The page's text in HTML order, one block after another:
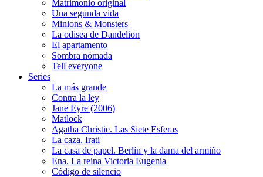
Matrimonio original
Una segunda vida
Minions & Monsters
La odisea de Dandelion
El apartamento
Sombra nómada
Tell everyone
Series
La más grande
Contra la ley
Jane Eyre (2006)
Matlock
Agatha Christie. Las Siete Esferas
La caza. Irati
La casa de papel. Berlín y la dama del armiño
Ena. La reina Victoria Eugenia
Código de silencio